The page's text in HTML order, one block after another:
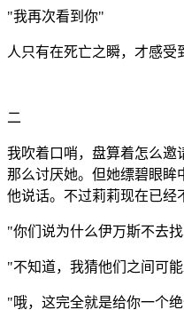
"我再次看到你"
人只有在死亡之瞬，才感
二
我吹着口哨，盘算着怎么邀
那么讨厌她。但她缥碧眼眸
他说话。不过莉莉现在已经
"你们说为什么伊万斯不去找
"不知道，我猜他们之间可
"哦，这完全就是给你一个